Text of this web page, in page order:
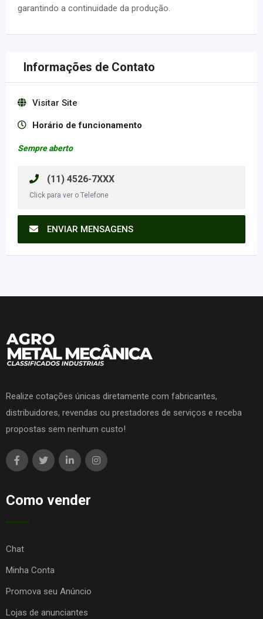
garantindo a continuidade da produção.
Informações de Contato
Visitar Site
Horário de funcionamento
Sempre aberto
(11) 4526-7XXX
Click para ver o Telefone
ENVIAR MENSAGENS
Realize cotações únicas diretamente com fabricantes,
distribuidores, revendas ou prestadores de serviços e receba
propostas sem nenhum custo!
Como vender
Chat
Minha Conta
Promova seu Anúncio
Lojas de anunciantes